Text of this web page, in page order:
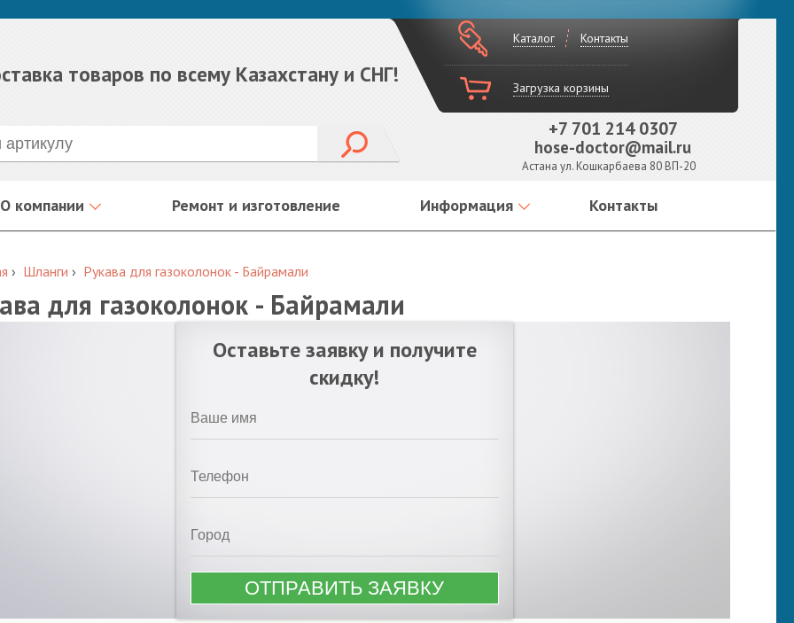
товаров по всему Казахстану и СНГ!
Каталог Контакты
Загрузка корзины
+7 701 214 0307
hose-doctor@mail.ru
Астана ул. Кошкарбаева 80 ВП-20
О компании Ремонт и изготовление Информация Контакты
› Шланги › Рукава для газоколонок - Байрамали
для газоколонок - Байрамали
Оставьте заявку и получите
скидку!